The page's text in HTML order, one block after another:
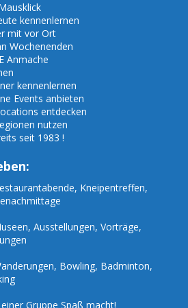
kennenlernen
mit vor Ort
Wochenenden
Anmache
kennenlernen
Events anbieten
entdecken
nutzen
seit 1983 !
Kneipentreffen,
Ausstellungen, Vorträge,
Bowling, Badminton,
Gruppe Spaß macht!